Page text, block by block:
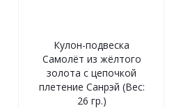
Кулон-подвеска
Самолёт из жёлтого
золота с цепочкой
плетение Санрэй (Вес:
26 гр.)